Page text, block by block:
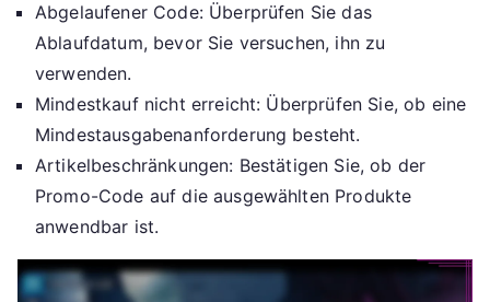
Abgelaufener Code: Überprüfen Sie das
Ablaufdatum, bevor Sie versuchen, ihn zu
verwenden.
Mindestkauf nicht erreicht: Überprüfen Sie, ob eine
Mindestausgabenanforderung besteht.
Artikelbeschränkungen: Bestätigen Sie, ob der
Promo-Code auf die ausgewählten Produkte
anwendbar ist.